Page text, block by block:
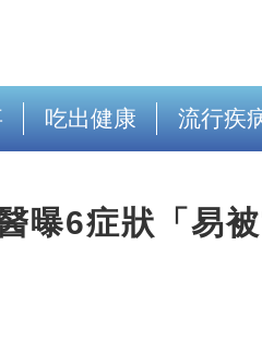
吃出健康 流行疾
曝6症狀「易